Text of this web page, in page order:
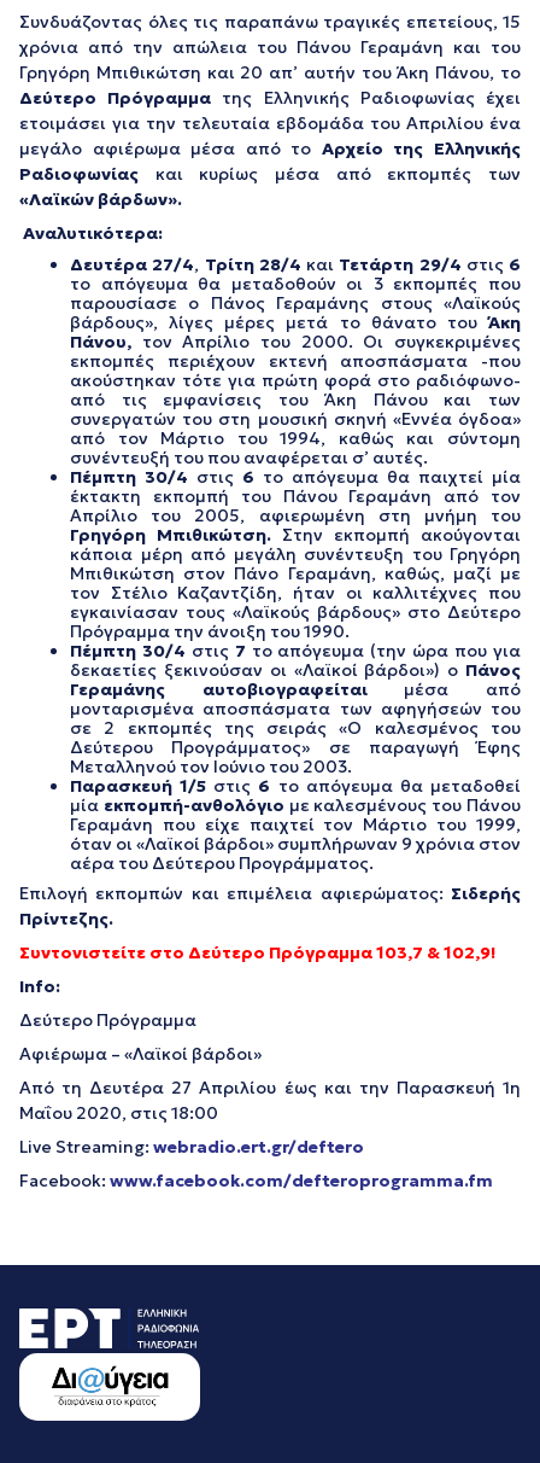
Συνδυάζοντας όλες τις παραπάνω τραγικές επετείους, 15
χρόνια από την απώλεια του Πάνου Γεραμάνη και του
Γρηγόρη Μπιθικώτση και 20 απ’ αυτήν του Άκη Πάνου, το
Δεύτερο Πρόγραμμα της Ελληνικής Ραδιοφωνίας έχει
ετοιμάσει για την τελευταία εβδομάδα του Απριλίου ένα
μεγάλο αφιέρωμα μέσα από το Αρχείο της Ελληνικής
Ραδιοφωνίας και κυρίως μέσα από εκπομπές των
«Λαϊκών βάρδων».
Αναλυτικότερα:
Δευτέρα 27/4, Τρίτη 28/4 και Τετάρτη 29/4 στις 6
το απόγευμα θα μεταδοθούν οι 3 εκπομπές που
παρουσίασε ο Πάνος Γεραμάνης στους «Λαϊκούς
βάρδους», λίγες μέρες μετά το θάνατο τουΆκη
Πάνου, τον Απρίλιο του 2000. Οι συγκεκριμένες
εκπομπές περιέχουν εκτενή αποσπάσματα -που
ακούστηκαν τότε για πρώτη φορά στο ραδιόφωνο-
από τις εμφανίσεις του Άκη Πάνου και των
συνεργατών του στη μουσική σκηνή «Εννέα όγδοα»
από τον Μάρτιο του 1994, καθώς και σύντομη
συνέντευξή του που αναφέρεται σ’ αυτές.
Πέμπτη 30/4 στις 6 το απόγευμα θα παιχτεί μία
έκτακτη εκπομπή του Πάνου Γεραμάνη από τον
Απρίλιο του 2005, αφιερωμένη στη μνήμη του
Γρηγόρη Μπιθικώτση. Στην εκπομπή ακούγονται
κάποια μέρη από μεγάλη συνέντευξη του Γρηγόρη
Μπιθικώτση στον Πάνο Γεραμάνη, καθώς, μαζί με
τον Στέλιο Καζαντζίδη, ήταν οι καλλιτέχνες που
εγκαινίασαν τους «Λαϊκούς βάρδους» στο Δεύτερο
Πρόγραμμα την άνοιξη του 1990.
Πέμπτη 30/4 στις 7 το απόγευμα (την ώρα που για
δεκαετίες ξεκινούσαν οι «Λαϊκοί βάρδοι») ο Πάνος
Γεραμάνης
αυτοβιογραφείταιμέσα από
μονταρισμένα αποσπάσματα των αφηγήσεών του
σε 2 εκπομπές της σειράς «Ο καλεσμένος του
Δεύτερου Προγράμματος» σε παραγωγή Έφης
Μεταλληνού τον Ιούνιο του 2003.
Παρασκευή 1/5 στις 6 το απόγευμα θα μεταδοθεί
μία εκπομπή-ανθολόγιο με καλεσμένους του Πάνου
Γεραμάνη που είχε παιχτεί τον Μάρτιο του 1999,
όταν οι «Λαϊκοί βάρδοι» συμπλήρωναν 9 χρόνια στον
αέρα του Δεύτερου Προγράμματος.
Επιλογή εκπομπών και επιμέλεια αφιερώματος: Σιδερής
Πρίντεζης.
Συντονιστείτε στο Δεύτερο Πρόγραμμα 103,7 & 102,9!
Info:
Δεύτερο Πρόγραμμα
Αφιέρωμα – «Λαϊκοί βάρδοι»
Από τη Δευτέρα 27 Απριλίου έως και την Παρασκευή 1η
Μαΐου 2020, στις 18:00
Live Streaming: webradio.ert.gr/deftero
Facebook: www.facebook.com/defteroprogramma.fm